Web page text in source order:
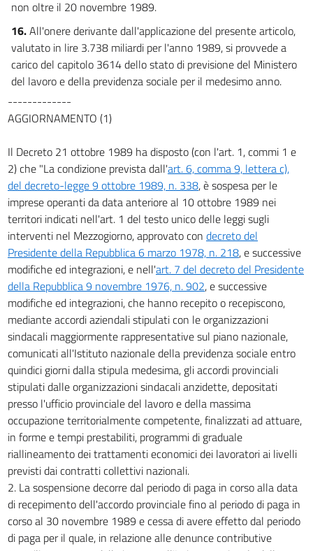
non oltre il 20 novembre 1989.
16.All'onere derivante dall'applicazione del presente articolo,
valutato in lire 3.738 miliardi per l'anno 1989, si provvede a
carico del capitolo 3614 dello stato di previsione del Ministero
del lavoro e della previdenza sociale per il medesimo anno.
-------------
AGGIORNAMENTO (1)
Il Decreto 21 ottobre 1989 ha disposto (con l'art. 1, commi 1 e
2) che "La condizione prevista dall'art. 6, comma 9, lettera c),
del decreto-legge 9 ottobre 1989, n. 338, è sospesa per le
imprese operanti da data anteriore al 10 ottobre 1989 nei
territori indicati nell'art. 1 del testo unico delle leggi sugli
interventi nel Mezzogiorno, approvato con decreto del
Presidente della Repubblica 6 marzo 1978, n. 218, e successive
modifiche ed integrazioni, e nell'art. 7 del decreto del Presidente
della Repubblica 9 novembre 1976, n. 902, e successive
modifiche ed integrazioni, che hanno recepito o recepiscono,
mediante accordi aziendali stipulati con le organizzazioni
sindacali maggiormente rappresentative sul piano nazionale,
comunicati all'Istituto nazionale della previdenza sociale entro
quindici giorni dalla stipula medesima, gli accordi provinciali
stipulati dalle organizzazioni sindacali anzidette, depositati
presso l'ufficio provinciale del lavoro e della massima
occupazione territorialmente competente, finalizzati ad attuare,
in forme e tempi prestabiliti, programmi di graduale
riallineamento dei trattamenti economici dei lavoratori ai livelli
previsti dai contratti collettivi nazionali.
2. La sospensione decorre dal periodo di paga in corso alla data
di recepimento dell'accordo provinciale fino al periodo di paga in
corso al 30 novembre 1989 e cessa di avere effetto dal periodo
di paga per il quale, in relazione alle denunce contributive